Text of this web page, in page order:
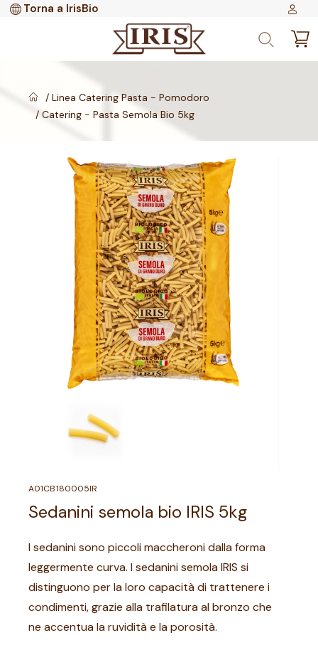
Torna a IrisBio
Linea Catering Pasta - Pomodoro
Catering - Pasta Semola Bio 5kg
A01CB180005IR
Sedanini semola bio IRIS 5kg
I sedanini sono piccoli maccheroni dalla forma
leggermente curva. I sedanini semola IRIS si
distinguono per la loro capacità di trattenere i
condimenti, grazie alla trafilatura al bronzo che
ne accentua la ruvidità e la porosità.